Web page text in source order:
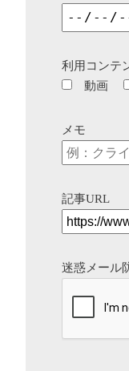
利用コンテ
動画
メモ
記事URL
迷惑メール